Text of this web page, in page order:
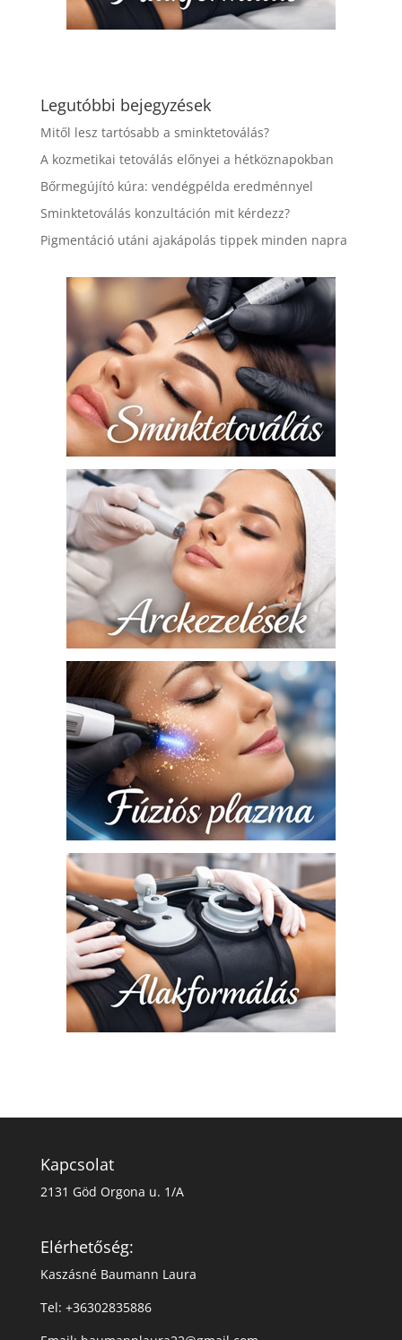
Legutóbbi bejegyzések
Mitől lesz tartósabb a sminktetoválás?
A kozmetikai tetoválás előnyei a hétköznapokban
Bőrmegújító kúra: vendégpélda eredménnyel
Sminktetoválás konzultáción mit kérdezz?
Pigmentáció utáni ajakápolás tippek minden napra
Kapcsolat
2131 Göd Orgona u. 1/A
Elérhetőség:
Kaszásné Baumann Laura
Tel: +36302835886